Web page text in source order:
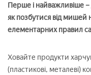
Перше і найважливіше
як позбутися від мишей
елементарних правил
Ховайте продукти
(пластикові, металеві)